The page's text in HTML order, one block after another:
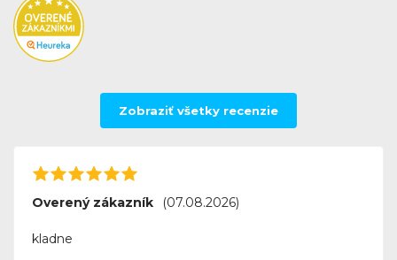
Zobraziť všetky recenzie
Overený zákazník (07.08.2026)
kladne